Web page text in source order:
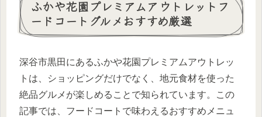
ふかや花園プレミアムアウトレットフ
ードコートグルメおすすめ厳選
深谷市黒田にあるふかや花園プレミアムアウトレッ
トは、ショッピングだけでなく、地元食材を使った
絶品グルメが楽しめることで知られています。この
記事では、フードコートで味わえるおすすめメニュ